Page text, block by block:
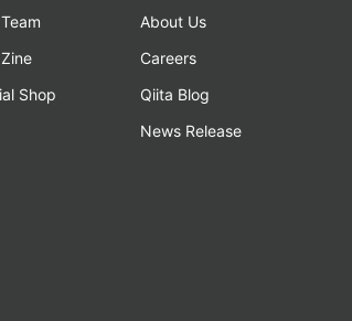
Shop
About Us
Careers
Qiita Blog
News Release